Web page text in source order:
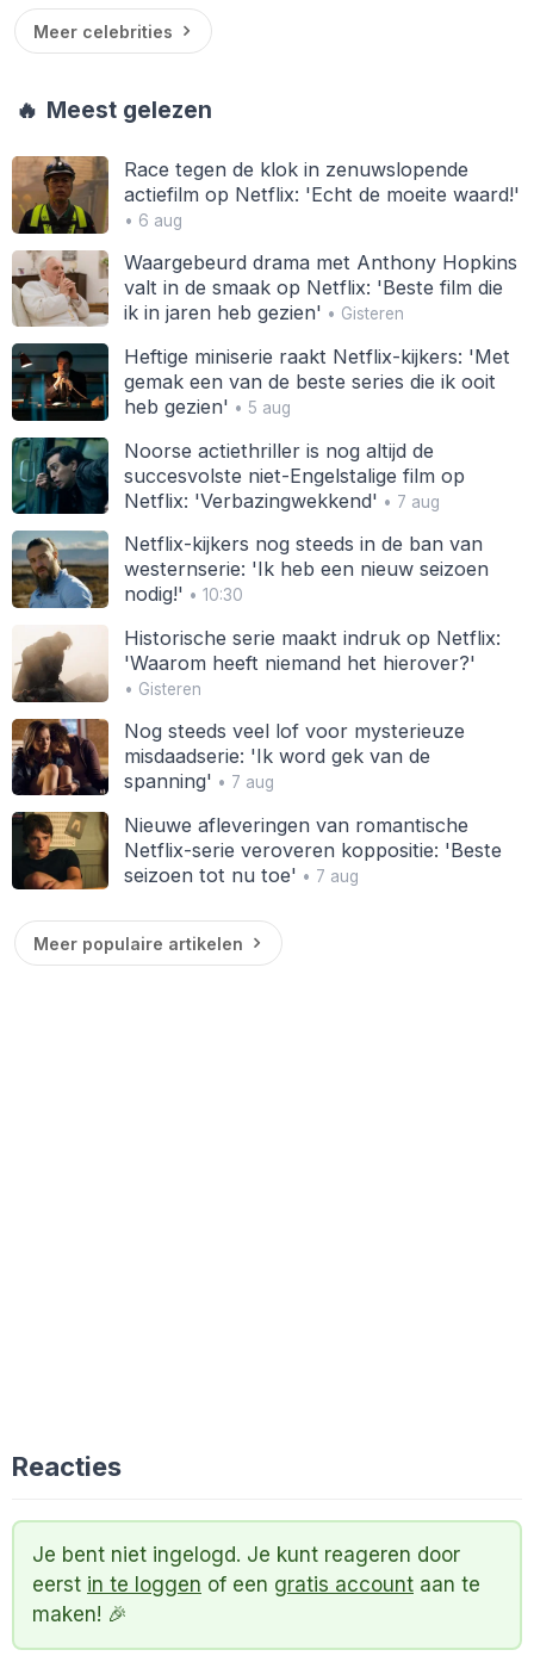
Meer celebrities
🔥 Meest gelezen
Race tegen de klok in zenuwslopende
actiefilm op Netflix: 'Echt de moeite waard!'
• 6 aug
Waargebeurd drama met Anthony Hopkins
valt in de smaak op Netflix: 'Beste film die
ik in jaren heb gezien' • Gisteren
Heftige miniserie raakt Netflix-kijkers: 'Met
gemak een van de beste series die ik ooit
heb gezien' • 5 aug
Noorse actiethriller is nog altijd de
succesvolste niet-Engelstalige film op
Netflix: 'Verbazingwekkend' • 7 aug
Netflix-kijkers nog steeds in de ban van
westernserie: 'Ik heb een nieuw seizoen
nodig!' • 10:30
Historische serie maakt indruk op Netflix:
'Waarom heeft niemand het hierover?'
• Gisteren
Nog steeds veel lof voor mysterieuze
misdaadserie: 'Ik word gek van de
spanning' • 7 aug
Nieuwe afleveringen van romantische
Netflix-serie veroveren koppositie: 'Beste
seizoen tot nu toe' • 7 aug
Meer populaire artikelen
Reacties
Je bent niet ingelogd. Je kunt reageren door
eerst in te loggen of een gratis account aan te
maken! 🎉